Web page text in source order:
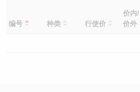
编号 种类 行使价
价内/
价外